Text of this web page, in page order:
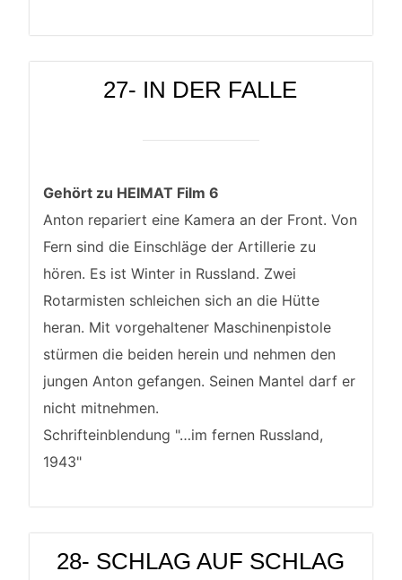
27- IN DER FALLE
Gehört zu HEIMAT Film 6
Anton repariert eine Kamera an der Front. Von
Fern sind die Einschläge der Artillerie zu
hören. Es ist Winter in Russland. Zwei
Rotarmisten schleichen sich an die Hütte
heran. Mit vorgehaltener Maschinenpistole
stürmen die beiden herein und nehmen den
jungen Anton gefangen. Seinen Mantel darf er
nicht mitnehmen.
Schrifteinblendung "…im fernen Russland,
1943"
28- SCHLAG AUF SCHLAG